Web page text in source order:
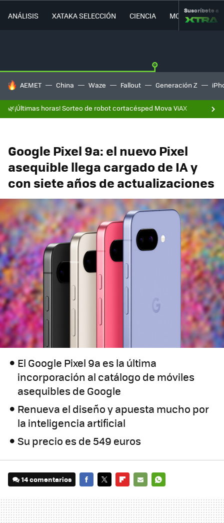
ANÁLISIS XATAKA SELECCIÓN CIENCIA MOVILIDAD
Suscríbete a
HOY SE HABLA DE
AEMET China Waze Fallout Generación Z
🌿¡Últimas horas! Sorteo de robot cortacésped Mova ViAX
Google Pixel 9a: el nuevo Pixel
asequible llega cargado de IA y
con siete años de actualizaciones
El Google Pixel 9a es la última
incorporación al catálogo de móviles
asequibles de Google
Renueva el diseño y apuesta mucho por
la inteligencia artificial
Su precio es de 549 euros
14 comentarios
MAIL